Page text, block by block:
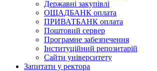
Державні закупівлі
ОЩАДБАНК оплата
ПРИВАТБАНК оплата
Поштовий сервер
Програмне забезпечення
Інституційний репозитарій
Сайти університету
Запитати у ректора